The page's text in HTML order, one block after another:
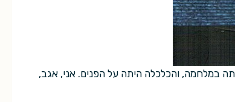
היתה במלחמה, והכלכלה היתה על הפנים. אני, אגב,